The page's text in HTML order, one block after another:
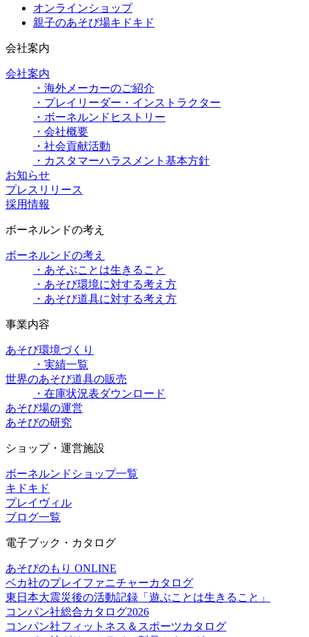
オンラインショップ
親子のあそび場キドキド
会社案内
会社案内
・海外メーカーのご紹介
・プレイリーダー・インストラクター
・ボーネルンドヒストリー
・会社概要
・社会貢献活動
・カスタマーハラスメント基本方針
お知らせ
プレスリリース
採用情報
ボーネルンドの考え
ボーネルンドの考え
・あそぶことは生きること
・あそび環境に対する考え方
・あそび道具に対する考え方
事業内容
あそび環境づくり
・実績一覧
世界のあそび道具の販売
・在庫状況表ダウンロード
あそび場の運営
あそびの研究
ショップ・運営施設
ボーネルンドショップ一覧
キドキド
プレイヴィル
ブログ一覧
電子ブック・カタログ
あそびのもり ONLINE
ベカ社のプレイファニチャーカタログ
東日本大震災後の活動記録「遊ぶことは生きること」
コンパン社総合カタログ2026
コンパン社フィットネス＆スポーツカタログ